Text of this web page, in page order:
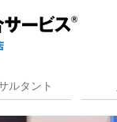
ルタント